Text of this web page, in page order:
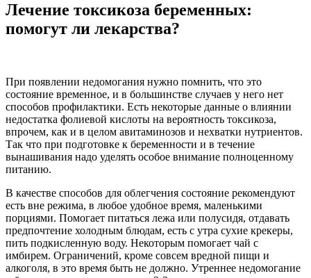
Лечение токсикоза беременных:
помогут ли лекарства?
При появлении недомогания нужно помнить, что это
состояние временное, и в большинстве случаев у него нет
способов профилактики. Есть некоторые данные о влиянии
недостатка фолиевой кислоты на вероятность токсикоза,
впрочем, как и в целом авитаминозов и нехватки нутриентов.
Так что при подготовке к беременности и в течение
вынашивания надо уделять особое внимание полноценному
питанию.
В качестве способов для облегчения состояние рекомендуют
есть вне режима, в любое удобное время, маленькими
порциями. Помогает питаться лежа или полусидя, отдавать
предпочтение холодным блюдам, есть с утра сухие крекеры,
пить подкисленную воду. Некоторым помогает чай с
имбирем. Ограничений, кроме совсем вредной пищи и
алкоголя, в это время быть не должно. Утреннее недомогание